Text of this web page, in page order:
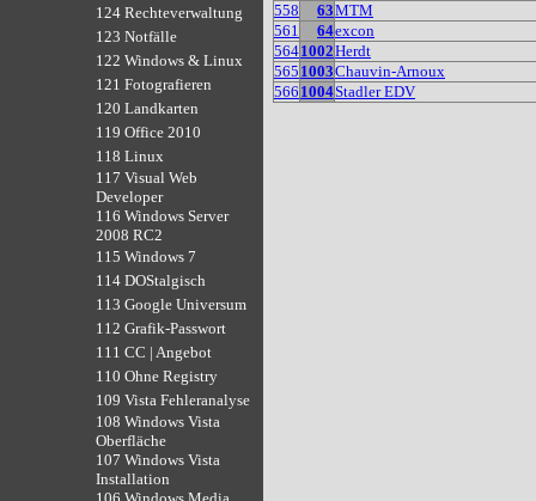
124 Rechteverwaltung
123 Notfälle
122 Windows & Linux
121 Fotografieren
120 Landkarten
119 Office 2010
118 Linux
117 Visual Web
Developer
116 Windows Server
2008 RC2
115 Windows 7
114 DOStalgisch
113 Google Universum
112 Grafik-Passwort
111 CC | Angebot
110 Ohne Registry
109 Vista Fehleranalyse
108 Windows Vista
Oberfläche
107 Windows Vista
Installation
558
63MTM
561
64excon
5641002Herdt
565 1003Chauvin-Arnoux
566 1004Stadler EDV